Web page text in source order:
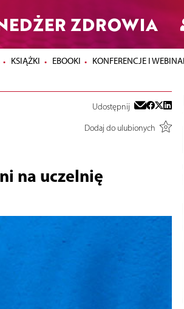
ZDROWIA
KSIĄŻKI EBOOKI KONFERENCJE I
Udostępnij
Dodaj do ulubionych
na uczelnię